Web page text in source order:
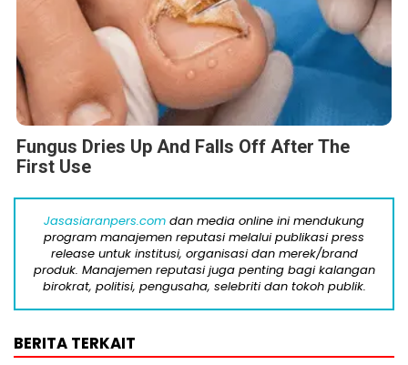
Fungus Dries Up And Falls Off After The
First Use
Jasasiaranpers.com dan media online ini mendukung
program manajemen reputasi melalui publikasi press
release untuk institusi, organisasi dan merek/brand
produk. Manajemen reputasi juga penting bagi kalangan
birokrat, politisi, pengusaha, selebriti dan tokoh publik.
BERITA TERKAIT